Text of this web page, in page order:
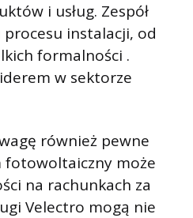
i usług. Zespół
instalacji, od
formalności .
w sektorze
również pewne
fotowoltaiczny może
na rachunkach za
Velectro mogą nie